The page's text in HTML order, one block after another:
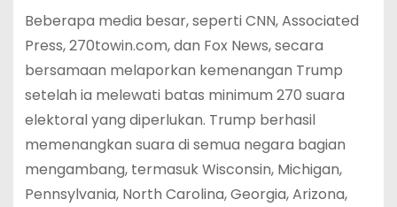
Beberapa media besar, seperti CNN, Associated
Press, 270towin.com, dan Fox News, secara
bersamaan melaporkan kemenangan Trump
setelah ia melewati batas minimum 270 suara
elektoral yang diperlukan. Trump berhasil
memenangkan suara di semua negara bagian
mengambang, termasuk Wisconsin, Michigan,
Pennsylvania, North Carolina, Georgia, Arizona,